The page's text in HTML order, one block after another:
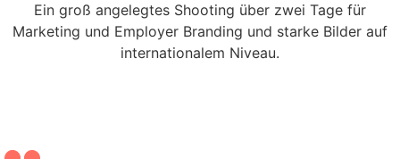
Ein groß angelegtes Shooting über zwei Tage für
Marketing und Employer Branding und starke Bilder auf
internationalem Niveau.